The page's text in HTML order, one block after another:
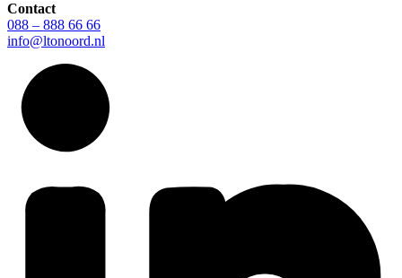
Contact
088 – 888 66 66
info@ltonoord.nl